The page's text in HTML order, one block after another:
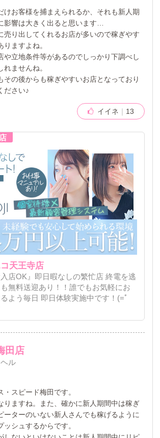
けお客様を捕まえられるか、それも新人期
影響は大きく出ると思います…
売り出してくれるお店が多いので稼ぎやす
ますよね。
や立地条件等があるのでしっかり下調べし
ませんね。
その後からも稼ぎやすいお店となっており
ださい♪
イイネ 13
天王寺店
入店OK』即日暇なしの繁忙店 終電を逃
無料送迎あり！！誰でもお気軽にお
よう毎日 即日体験実施中です！(=ﾟ
田店
ル
・スピード梅田です。
りますね。また、確かに新人期間中は稼ぎ
ーターのいない新人さんでも稼げるように
ッシュするからです。